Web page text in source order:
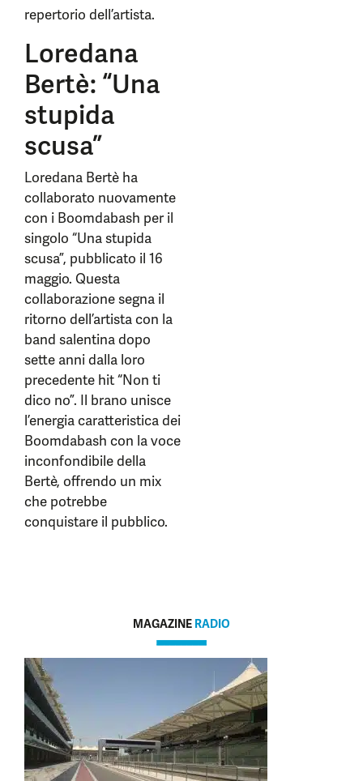
repertorio dell’artista.
Loredana
Bertè: “Una
stupida
scusa”
Loredana Bertè ha
collaborato nuovamente
con i Boomdabash per il
singolo “Una stupida
scusa”, pubblicato il 16
maggio. Questa
collaborazione segna il
ritorno dell’artista con la
band salentina dopo
sette anni dalla loro
precedente hit “Non ti
dico no”. Il brano unisce
l’energia caratteristica dei
Boomdabash con la voce
inconfondibile della
Bertè, offrendo un mix
che potrebbe
conquistare il pubblico.
MAGAZINE RADIO